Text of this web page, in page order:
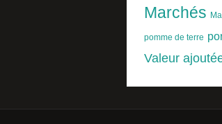
Marchés
pomme de terre
Valeur